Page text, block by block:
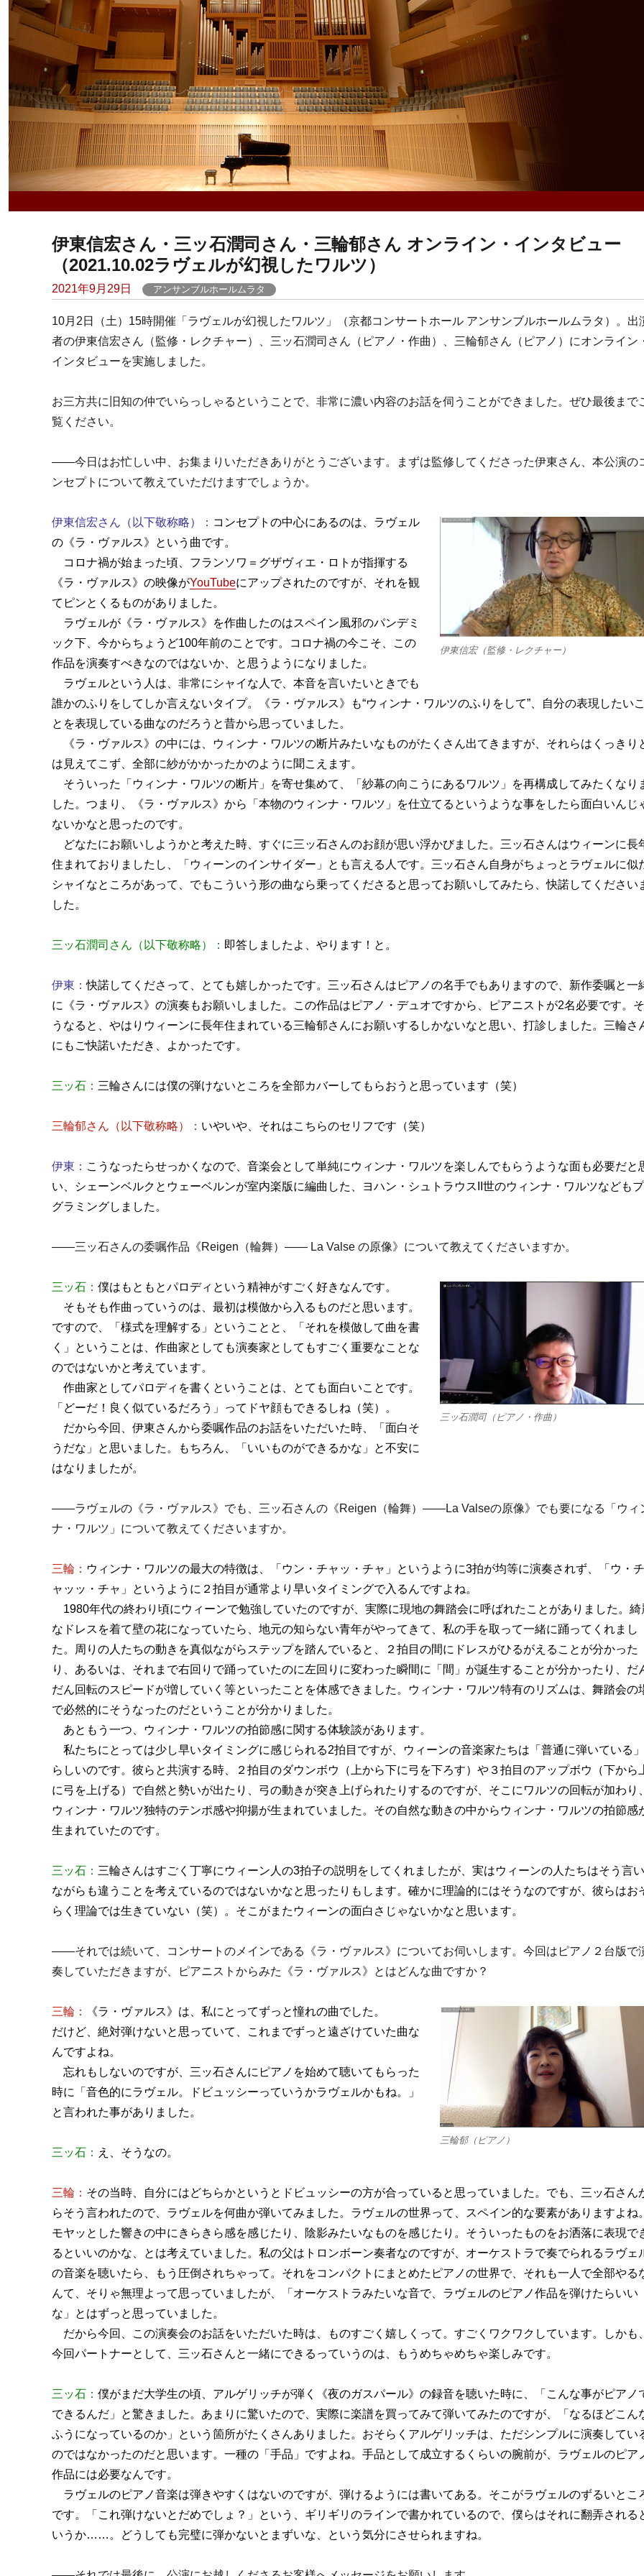
伊東信宏さん・三ッ石潤司さん・三輪郁さん オンライン・インタビュー
（2021.10.02ラヴェルが幻視したワルツ）
Posted
2021年9月29日 アンサンブルホールムラタ
10月2日（土）15時開催「ラヴェルが幻視したワルツ」（京都コンサートホール アンサンブルホールムラタ）。出
者の伊東信宏さん（監修・レクチャー）、三ッ石潤司さん（ピアノ・作曲）、三輪郁さん（ピアノ）にオンライン
インタビューを実施しました。
お三方共に旧知の仲でいらっしゃるということで、非常に濃い内容のお話を伺うことができました。ぜひ最後まで
覧ください。
――今日はお忙しい中、お集まりいただきありがとうございます。まずは監修してくださった伊東さん、本公演の
ンセプトについて教えていただけますでしょうか。
伊東信宏（監修・レクチャー）
伊東信宏さん（以下敬称略）： コンセプトの中心にあるのは、ラヴェル
の《ラ・ヴァルス》という曲です。
コロナ禍が始まった頃、フランソワ＝グザヴィエ・ロトが指揮する
《ラ・ヴァルス》の映像がYouTubeにアップされたのですが、それを観
てピンとくるものがありました。
ラヴェルが《ラ・ヴァルス》を作曲したのはスペイン風邪のパンデミ
ック下、今からちょうど100年前のことです。コロナ禍の今こそ、この
作品を演奏すべきなのではないか、と思うようになりました。
ラヴェルという人は、非常にシャイな人で、本音を言いたいときでも
誰かのふりをしてしか言えないタイプ。《ラ・ヴァルス》も“ウィンナ・ワルツのふりをして”、自分の表現したいこ
とを表現している曲なのだろうと昔から思っていました。
《ラ・ヴァルス》の中には、ウィンナ・ワルツの断片みたいなものがたくさん出てきますが、それらはくっきり
は見えてこず、全部に紗がかかったかのように聞こえます。
そういった「ウィンナ・ワルツの断片」を寄せ集めて、「紗幕の向こうにあるワルツ」を再構成してみたくなり
した。つまり、《ラ・ヴァルス》から「本物のウィンナ・ワルツ」を仕立てるというような事をしたら面白いんじ
ないかなと思ったのです。
どなたにお願いしようかと考えた時、すぐに三ッ石さんのお顔が思い浮かびました。三ッ石さんはウィーンに長
住まれておりましたし、「ウィーンのインサイダー」とも言える人です。三ッ石さん自身がちょっとラヴェルに似
シャイなところがあって、でもこういう形の曲なら乗ってくださると思ってお願いしてみたら、快諾してください
した。
三ッ石潤司さん（以下敬称略）： 即答しましたよ、やります！と。
伊東：快諾してくださって、とても嬉しかったです。 三ッ石さんはピアノの名手でもありますので、新作委嘱と一
に《ラ・ヴァルス》の演奏もお願いしました。この作品はピアノ・デュオですから、ピアニストが2名必要です。そ
うなると、やはりウィーンに長年住まれている三輪郁さんにお願いするしかないなと思い、打診しました。三輪さ
にもご快諾いただき、よかったです。
三ッ石： 三輪さんには僕の弾けないところを全部カバーしてもらおうと思っています（笑）
三輪郁さん（以下敬称略）： いやいや、それはこちらのセリフです（笑）
伊東： こうなったらせっかくなので、音楽会として単純にウィンナ・ワルツを楽しんでもらうような面も必要だと
い、シェーンベルクとウェーベルンが室内楽版に編曲した、ヨハン・シュトラウスII世のウィンナ・ワルツなどもプ
グラミングしました。
――三ッ石さんの委嘱作品《Reigen（輪舞）―― La Valse の原像》について教えてくださいますか。
三ッ石潤司（ピアノ・作曲）
三ッ石： 僕はもともとパロディという精神がすごく好きなんです。
そもそも作曲っていうのは、最初は模倣から入るものだと思います。
ですので、「様式を理解する」ということと、「それを模倣して曲を書
く」ということは、作曲家としても演奏家としてもすごく重要なことな
のではないかと考えています。
作曲家としてパロディを書くということは、とても面白いことです。
「どーだ！良く似ているだろう」ってドヤ顔もできるしね（笑）。
だから今回、伊東さんから委嘱作品のお話をいただいた時、「面白そ
うだな」と思いました。もちろん、「いいものができるかな」と不安に
はなりましたが。
――ラヴェルの《ラ・ヴァルス》でも、三ッ石さんの《Reigen（輪舞）――La Valseの原像》でも要になる「ウィ
ナ・ワルツ」について教えてくださいますか。
三輪： ウィンナ・ワルツの最大の特徴は、「ウン・チャッ・チャ」というように3拍が均等に演奏されず、「ウ・チ
ャッッ・チャ」というように２拍目が通常より早いタイミングで入るんですよね。
1980年代の終わり頃にウィーンで勉強していたのですが、実際に現地の舞踏会に呼ばれたことがありました。綺
なドレスを着て壁の花になっていたら、地元の知らない青年がやってきて、私の手を取って一緒に踊ってくれまし
た。周りの人たちの動きを真似ながらステップを踏んでいると、２拍目の間にドレスがひるがえることが分かった
り、あるいは、それまで右回りで踊っていたのに左回りに変わった瞬間に「間」が誕生することが分かったり、だ
だん回転のスピードが増していく等といったことを体感できました。ウィンナ・ワルツ特有のリズムは、舞踏会の
で必然的にそうなったのだということが分かりました。
あともう一つ、ウィンナ・ワルツの拍節感に関する体験談があります。
私たちにとっては少し早いタイミングに感じられる2拍目ですが、ウィーンの音楽家たちは「普通に弾いている」
らしいのです。彼らと共演する時、２拍目のダウンボウ（上から下に弓を下ろす）や３拍目のアップボウ（下から
に弓を上げる）で自然と勢いが出たり、弓の動きが突き上げられたりするのですが、そこにワルツの回転が加わり、
ウィンナ・ワルツ独特のテンポ感や抑揚が生まれていました。その自然な動きの中からウィンナ・ワルツの拍節感
生まれていたのです。
三ッ石： 三輪さんはすごく丁寧にウィーン人の3拍子の説明をしてくれましたが、実はウィーンの人たちはそう言い
ながらも違うことを考えているのではないかなと思ったりもします。確かに理論的にはそうなのですが、彼らはお
らく理論では生きていない（笑）。そこがまたウィーンの面白さじゃないかなと思います。
――それでは続いて、コンサートのメインである《ラ・ヴァルス》についてお伺いします。今回はピアノ２台版で
奏していただきますが、ピアニストからみた《ラ・ヴァルス》とはどんな曲ですか？
三輪郁（ピアノ）
三輪：
《ラ・ヴァルス》は、私にとってずっと憧れの曲でした。
だけど、絶対弾けないと思っていて、これまでずっと遠ざけていた曲な
んですよね。
忘れもしないのですが、三ッ石さんにピアノを始めて聴いてもらった
時に「音色的にラヴェル。ドビュッシーっていうかラヴェルかもね。」
と言われた事がありました。
三ッ石： え、そうなの。
三輪： その当時、自分にはどちらかというとドビュッシーの方が合っていると思っていました。でも、三ッ石さん
らそう言われたので、ラヴェルを何曲か弾いてみました。ラヴェルの世界って、スペイン的な要素がありますよね。
モヤッとした響きの中にきらきら感を感じたり、陰影みたいなものを感じたり。そういったものをお洒落に表現で
るといいのかな、とは考えていました。私の父はトロンボーン奏者なのですが、オーケストラで奏でられるラヴェ
の音楽を聴いたら、もう圧倒されちゃって。それをコンパクトにまとめたピアノの世界で、それも一人で全部やる
んて、そりゃ無理よって思っていましたが、「オーケストラみたいな音で、ラヴェルのピアノ作品を弾けたらいい
な」とはずっと思っていました。
だから今回、この演奏会のお話をいただいた時は、ものすごく嬉しくって。すごくワクワクしています。しかも、
今回パートナーとして、三ッ石さんと一緒にできるっていうのは、もうめちゃめちゃ楽しみです。
三ッ石： 僕がまだ大学生の頃、アルゲリッチが弾く《夜のガスパール》の録音を聴いた時に、「こんな事がピアノ
できるんだ」と驚きました。あまりに驚いたので、実際に楽譜を買ってみて弾いてみたのですが、「なるほどこん
ふうになっているのか」という箇所がたくさんありました。おそらくアルゲリッチは、ただシンプルに演奏してい
のではなかったのだと思います。一種の「手品」ですよね。手品として成立するくらいの腕前が、ラヴェルのピア
作品には必要なんです。
ラヴェルのピアノ音楽は弾きやすくはないのですが、弾けるようには書いてある。そこがラヴェルのずるいとこ
です。「これ弾けないとだめでしょ？」という、ギリギリのラインで書かれているので、僕らはそれに翻弄される
いうか……。どうしても完璧に弾かないとまずいな、という気分にさせられますね。